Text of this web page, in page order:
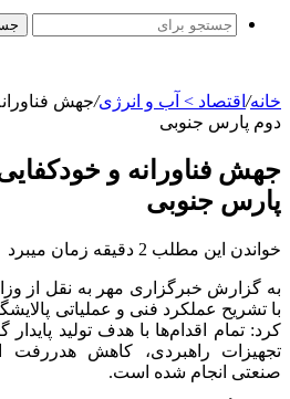
خانه/ اقتصاد > آب و انرژی/جهش
دوم پارس جنوبی
جهش فناورانه و
پارس جنوبی
خواندن این مطلب 2 دقیقه زمان میبرد
به گزارش خبرگزاری مهر به نقل از
با تشریح عملکرد فنی و عملیاتی
کرد: تمام اقدام‌ها با هدف تولید پایدار
تجهیزات راهبردی، کاهش هدررفت
صنعتی انجام شده است.